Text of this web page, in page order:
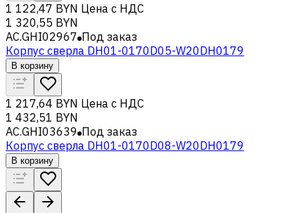
1 122,47 BYN Цена с НДС
1 320,55 BYN
AC.GHI02967 Под заказ
Корпус сверла DH01-0170D05-W20DH0179
В корзину
1 217,64 BYN Цена с НДС
1 432,51 BYN
AC.GHI03639 Под заказ
Корпус сверла DH01-0170D08-W20DH0179
В корзину